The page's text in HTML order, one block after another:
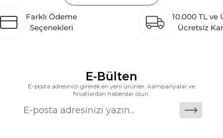
tesisinin altyapısı tamamlanmıştır. Ashley
pazarlarına hizmet vermektir. Dünya genelinde 7
katkı açısından önemli bir değer yaratmaktadır.
sunar. Teknoloji ve mağazacılığı bir araya
deneyimi sunmak ve bu konforu her eve taşımak
Farklı Ödeme
Seçenekleri
10.000 TL ve
Ücretsiz
E-Bülten
E-posta adresinizi girerek en yeni ürünler, kampanyalar ve
fırsatlardan haberdar olun.